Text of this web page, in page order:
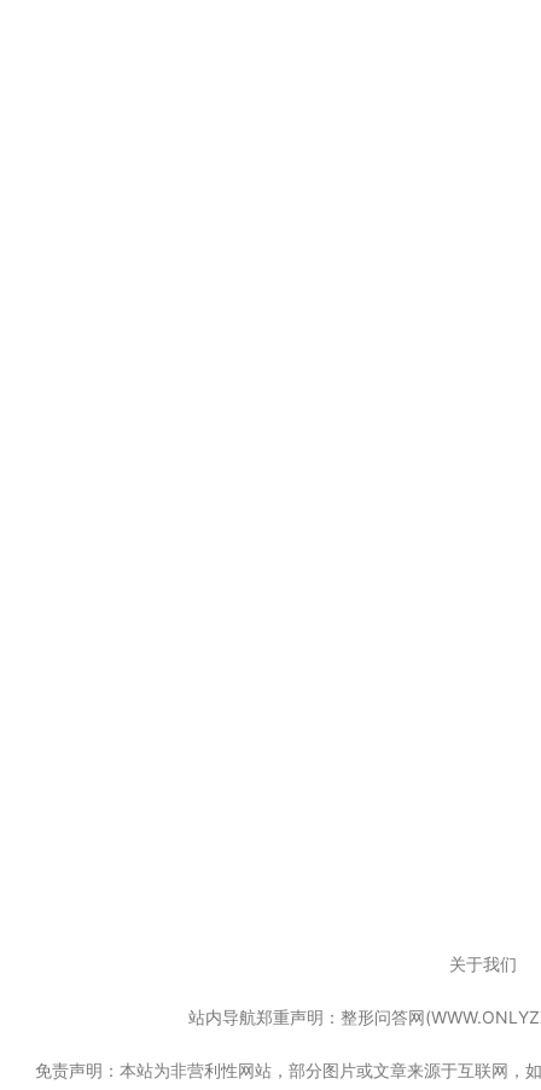
关于我们
站内导航郑重声明：整形问答网
免责声明：本站为非营利性网站，部分图片或文章来源于互联网，